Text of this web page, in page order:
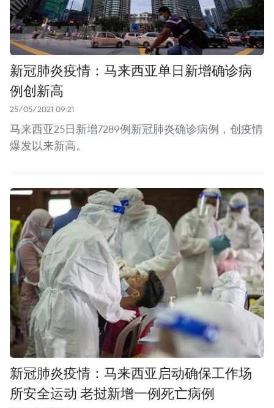
新冠肺炎疫情：马来西亚单日新增确诊病
例创新高
25/05/2021 09:21
马来西亚25日新增7289例新冠肺炎确诊病例，创疫情
爆发以来新高。
新冠肺炎疫情：马来西亚启动确保工作场
所安全运动 老挝新增一例死亡病例